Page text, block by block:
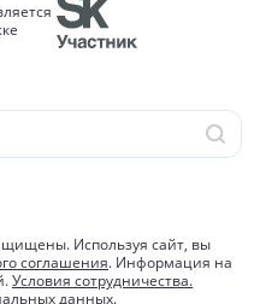
Используя сайт, вы
соглашения. Информация на
Условия сотрудничества.
данных.